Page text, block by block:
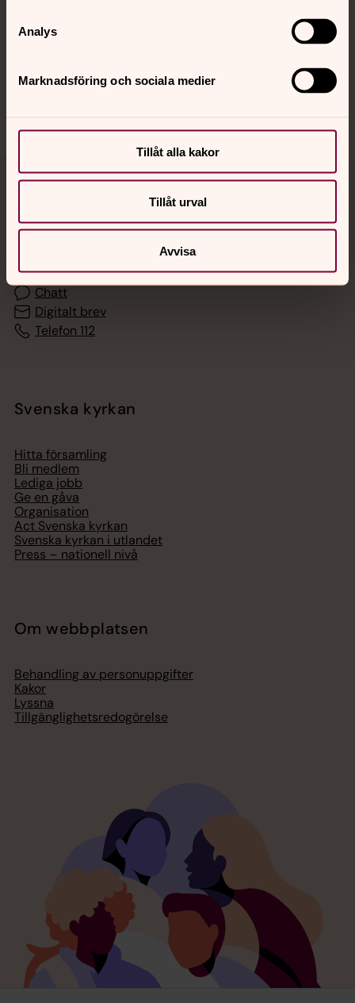
Analys
Marknadsföring och sociala medier
Tillåt alla kakor
Tillåt urval
Avvisa
Jourhavande präst
Akut samtals- och krisstöd. Prata eller chatta anonymt
med en präst på kvällar och nätter.
Chatt
Digitalt brev
Telefon 112
Svenska kyrkan
Hitta församling
Bli medlem
Lediga jobb
Ge en gåva
Organisation
Act Svenska kyrkan
Svenska kyrkan i utlandet
Press – nationell nivå
Om webbplatsen
Behandling av personuppgifter
Kakor
Lyssna
Tillgänglighetsredogörelse